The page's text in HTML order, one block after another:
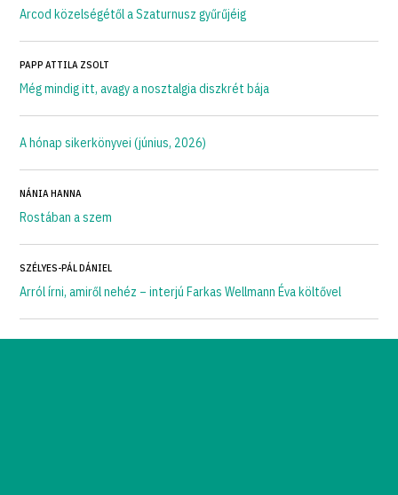
Arcod közelségétől a Szaturnusz gyűrűjéig
PAPP ATTILA ZSOLT
Még mindig itt, avagy a nosztalgia diszkrét bája
A hónap sikerkönyvei (június, 2026)
NÁNIA HANNA
Rostában a szem
SZÉLYES-PÁL DÁNIEL
Arról írni, amiről nehéz – interjú Farkas Wellmann Éva költővel